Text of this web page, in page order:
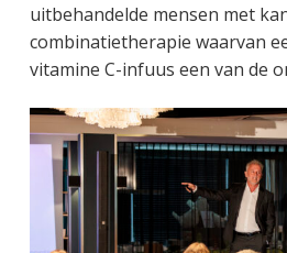
uitbehandelde mensen met
combinatietherapie waarvan
vitamine C-infuus een van de